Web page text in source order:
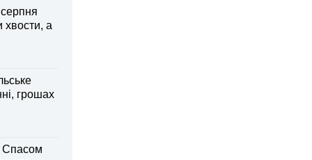
хвости, а
грошах
Спасом